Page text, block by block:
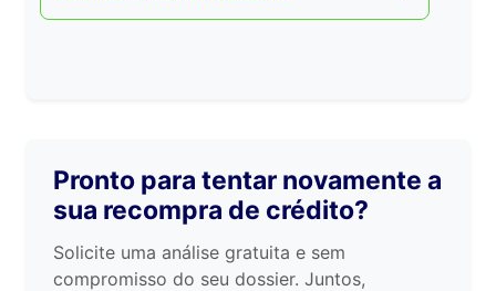
Pronto para tentar novamente a
sua recompra de crédito?
Solicite uma análise gratuita e sem
compromisso do seu dossier. Juntos,